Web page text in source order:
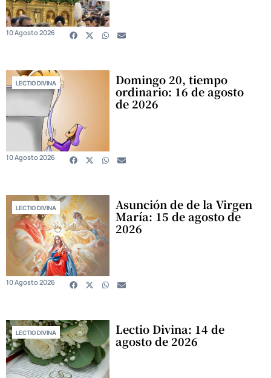
10 Agosto 2026
LECTIO DIVINA Domingo 20, tiempo
ordinario: 16 de agosto
de 2026
10 Agosto 2026
LECTIO DIVINA Asunción de de la Virgen
María: 15 de agosto de
2026
10 Agosto 2026
LECTIO DIVINA Lectio Divina: 14 de
agosto de 2026